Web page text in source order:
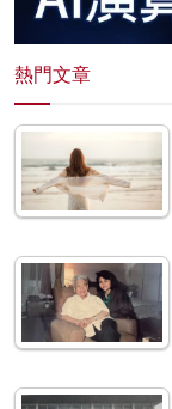
熱門文章